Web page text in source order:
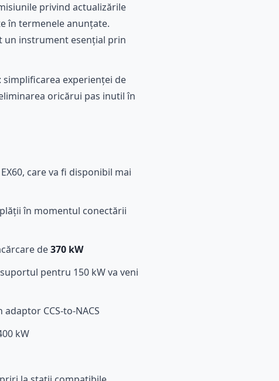
privind actualizările
în termenele anunțate.
un instrument esențial prin
simplificarea experienței de
oricărui pas inutil în
care va fi disponibil mai
în momentul conectării
de370 kW
pentru 150 kW va veni
CCS-to-NACS
kW